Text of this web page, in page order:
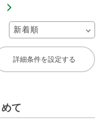
詳細条件を設定する
て